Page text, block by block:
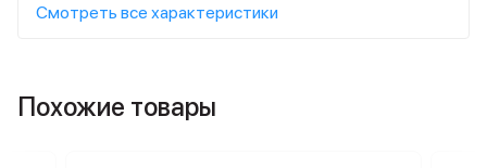
Смотреть все характеристики
Похожие товары